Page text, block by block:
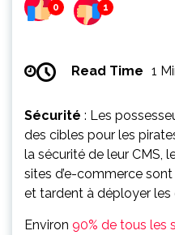
0 1
Read Time 1
Sécurité : Les
des cibles pour les
la sécurité de leur CMS,
sites d’e-commerce
et tardent à déployer les
Environ 90% de tous les